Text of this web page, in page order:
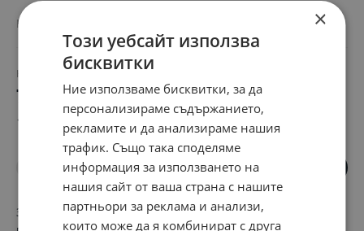
Налично к-во:
Крайна цена с ДДС:
79,00 €
154,51 лв.
+ ПОРЪЧАЙ
Защитете дисплея си от нежелани драскотини и
×
Този уебсайт използва
бисквитки
Ние използваме бисквитки, за да
персонализираме съдържанието,
рекламите и да анализираме нашия
трафик. Също така споделяме
информация за използването на
нашия сайт от ваша страна с нашите
партньори за реклама и анализи,
които може да я комбинират с друга